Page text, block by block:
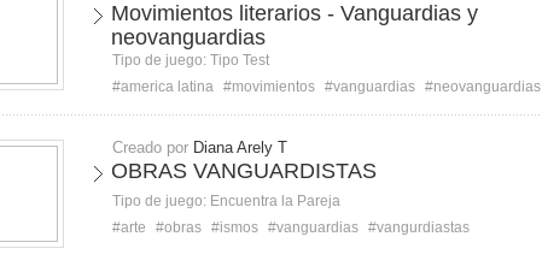
Movimientos literarios - Vanguardias y
neovanguardias
Tipo de juego: Tipo Test
#america latina #movimientos #vanguardias #neovanguardias
Creado por Diana Arely T
OBRAS VANGUARDISTAS
Tipo de juego: Encuentra la Pareja
#arte
#obras #ismos #vanguardias #vangurdiastas